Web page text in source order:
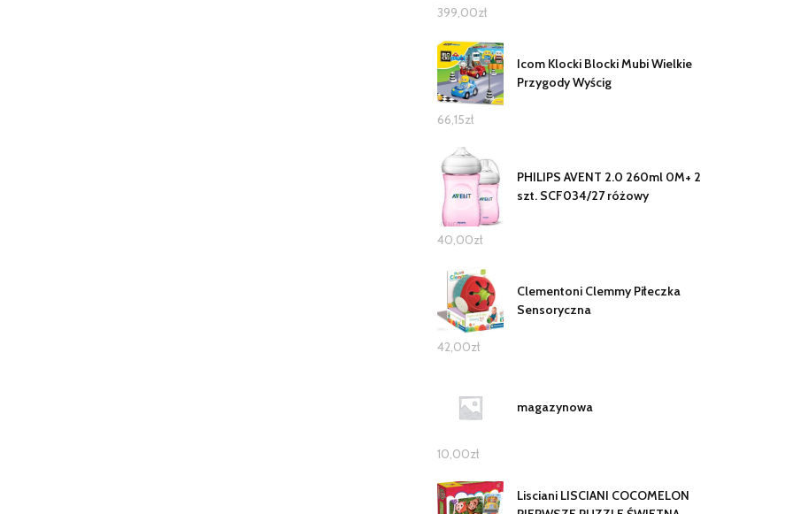
399,00zł
Icom Klocki Blocki Mubi Wielkie
Przygody Wyścig
66,15zł
PHILIPS AVENT 2.0 260ml 0M+ 2
szt. SCF034/27 różowy
40,00zł
Clementoni Clemmy Piłeczka
Sensoryczna
42,00zł
magazynowa
10,00zł
Lisciani LISCIANI COCOMELON